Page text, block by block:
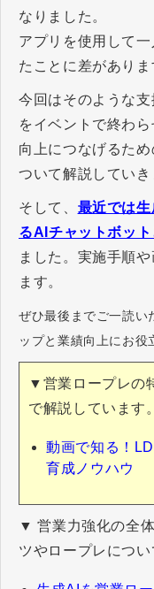
なりました。
アプリを使用して
たことに差がありま
今回はそのような
をイベントで終わ
向上につなげるた
ついて解説していき
そして、 最近では
るAIチャットボッ
ました。実施手順
ます。
ぜひ最後までご一読い
ップと業績向上にお役
▼営業ロープレの
で解説しています
動画で知る！
育成ノウハウ
▼ 営業力強化の全
ツやロープレについ